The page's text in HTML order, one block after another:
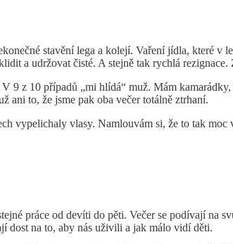
stavění lega a kolejí. Vaření jídla, které v
a udržovat čisté. A stejně tak rychlá
9 z 10 případů „mi hlídá“ muž. Mám
ani to, že jsme pak oba večer totálně ztrhaní.
vypelichaly vlasy. Namlouvám si, že to tak
práce od devíti do pěti. Večer se podívají
dost na to, aby nás uživili a jak málo vidí děti.